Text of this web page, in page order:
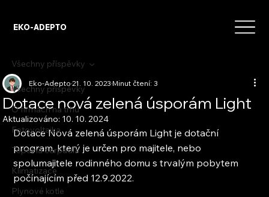
EKO-ADEPTO
Všechny příspěvky
O firmách na trhu
Fotovoltaika
Tepelná čerpadla
Klimatizace
Plynové kotle
Všechny příspěvky
Dotace nová zelená úsporám Light
Eko-Adepto21. 10. 2023Minut čtení: 3
Aktualizováno: 10. 10. 2024
Dotace Nová zelená úsporám Light je dotační
program, který je určen pro majitele, nebo
spolumajitele rodinného domu s trvalým pobytem
počínajícím před 12.9.2022.